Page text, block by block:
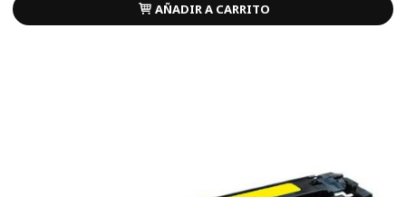
AÑADIR A CARRITO